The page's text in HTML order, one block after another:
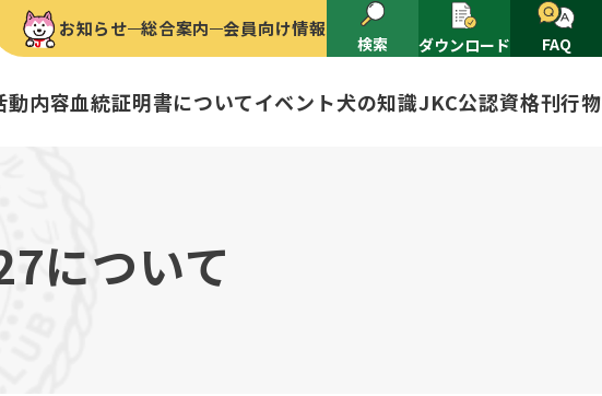
お知らせ 総合案内 会員向け情報
検索 ダウンロード FAQ
動内容
ィスクロージャー（情報公開）
血統証明書について
ャンピオンタイトル
イベント
ブリーディングアワード
犬の知識JKC公認資格
チュワード
刊行物
について